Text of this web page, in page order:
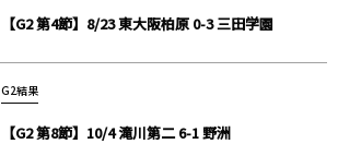
【G2 第4節】8/23 東大阪柏原 0-3 三田学園
G2結果
【G2 第8節】10/4 滝川第二 6-1 野洲